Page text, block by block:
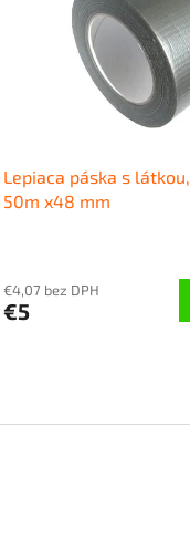
Lepiaca páska s
50m x48 mm
€4,07 bez DPH
€5